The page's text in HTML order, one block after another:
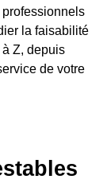
la faisabilité
Z, depuis
de votre